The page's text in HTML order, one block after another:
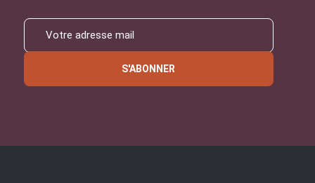
S'ABONNER